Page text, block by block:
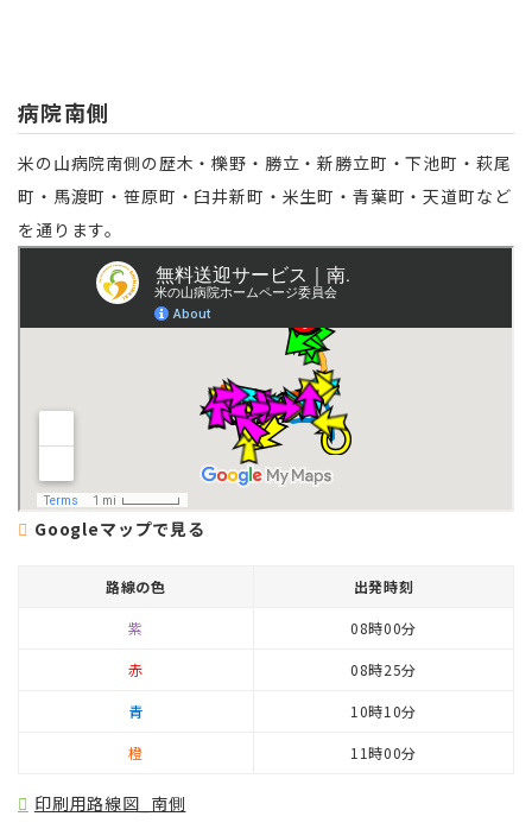
病院南側
米の山病院南側の歴木・櫟野・勝立・新勝立町・下池町・萩尾
町・馬渡町・笹原町・臼井新町・米生町・青葉町・天道町など
を通ります。
Googleマップで見る
路線の色 出発時刻
紫 08時00分
赤 08時25分
青 10時10分
橙 11時00分
印刷用路線図_南側